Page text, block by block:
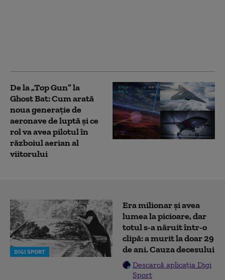
De la „Top Gun” la
Ghost Bat: Cum arată
noua generație de
aeronave de luptă și ce
rol va avea pilotul în
războiul aerian al
viitorului
DIGI SPORT
Era milionar și avea
lumea la picioare, dar
totul s-a năruit într-o
clipă: a murit la doar 29
de ani. Cauza decesului
Descarcă aplicația Digi
Sport